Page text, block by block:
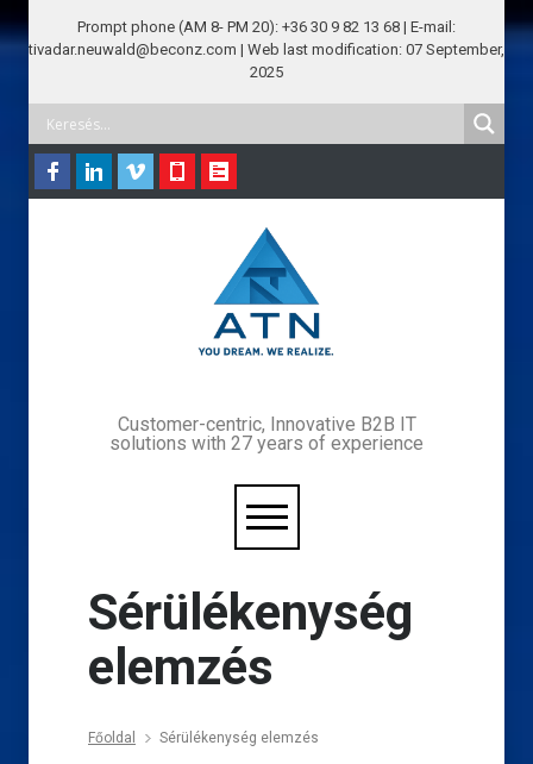
Prompt phone (AM 8- PM 20): +36 30 9 82 13 68 | E-mail:
tivadar.neuwald@beconz.com | Web last modification: 07 September,
2025
Customer-centric, Innovative B2B IT
solutions with 27 years of experience
Sérülékenység
elemzés
Főoldal Sérülékenység elemzés